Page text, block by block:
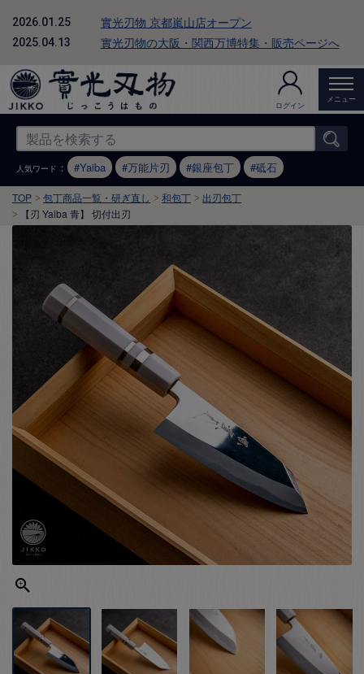
2026.01.25 實光刃物 京都嵐山店オープン
2025.04.13 實光刃物の大阪・関西万博特集・販売ページへ
ログイン
メニュー
人気ワード ： Yaiba 万能片刃 銀座包丁 砥石
TOP 包丁商品一覧・研ぎ直し 和包丁
出刃包丁
【刃 Yaiba 青】 切付出刃